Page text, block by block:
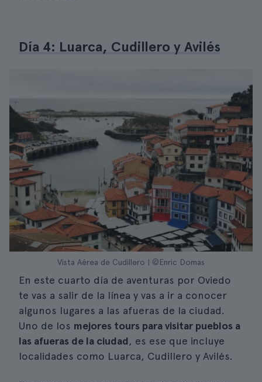
Día 4: Luarca, Cudillero y Avilés
Vista Aérea de Cudillero | ©Enric Domas
En este cuarto día de aventuras por Oviedo
te vas a salir de la línea y vas a ir a conocer
algunos lugares a las afueras de la ciudad.
Uno de los mejores tours para visitar pueblos a
las afueras de la ciudad, es ese que incluye
localidades como Luarca, Cudillero y Avilés.